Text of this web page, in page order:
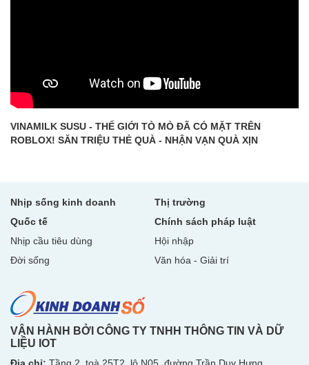
VINAMILK SUSU - THẾ GIỚI TÒ MÒ ĐÃ CÓ MẶT TRÊN
ROBLOX! SĂN TRIỆU THẺ QUÀ - NHẬN VẠN QUÀ XỊN
Nhịp sống kinh doanh
Thị trường
Quốc tế
Chính sách pháp luật
Nhịp cầu tiêu dùng
Hội nhập
Đời sống
Văn hóa - Giải trí
VẬN HÀNH BỞI CÔNG TY TNHH THÔNG TIN VÀ DỮ
LIỆU IOT